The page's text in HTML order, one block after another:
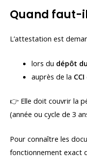
Quand faut-
L’attestation est
lors du dépôt
auprès de la
👉 Elle doit couvrir la
(année ou cycle de 3
Pour connaître les
fonctionnement exact